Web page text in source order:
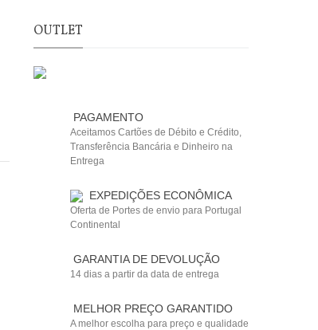
OUTLET
PAGAMENTO
Aceitamos Cartões de Débito e Crédito,
Transferência Bancária e Dinheiro na
Entrega
EXPEDIÇÕES ECONÔMICA
Oferta de Portes de envio para Portugal
Continental
GARANTIA DE DEVOLUÇÃO
14 dias a partir da data de entrega
MELHOR PREÇO GARANTIDO
A melhor escolha para preço e qualidade